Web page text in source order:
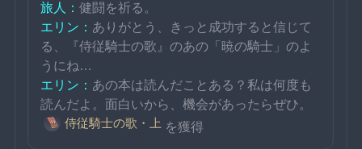
旅人：健闘を祈る。
エリン： ありがとう、きっと成功すると信じて
る、『侍従騎士の歌』のあの「暁の騎士」のよ
うにね…
エリン： あの本は読んだことある？私は何度も
読んだよ。面白いから、機会があったらぜひ。
侍従騎士の歌・上 を獲得